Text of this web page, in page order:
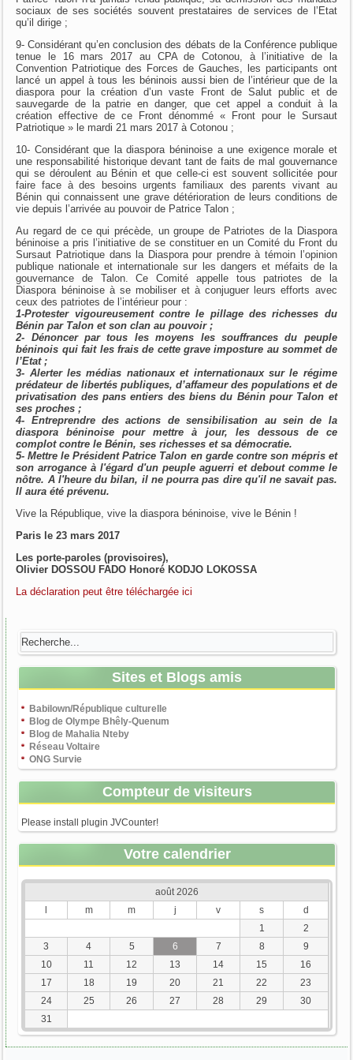
sociaux de ses sociétés souvent prestataires de services de l’Etat
qu’il dirige ;
9- Considérant qu’en conclusion des débats de la Conférence publique
tenue le 16 mars 2017 au CPA de Cotonou, à l’initiative de la
Convention Patriotique des Forces de Gauches, les participants ont
lancé un appel à tous les béninois aussi bien de l’intérieur que de la
diaspora pour la création d’un vaste Front de Salut public et de
sauvegarde de la patrie en danger, que cet appel a conduit à la
création effective de ce Front dénommé « Front pour le Sursaut
Patriotique » le mardi 21 mars 2017 à Cotonou ;
10- Considérant que la diaspora béninoise a une exigence morale et
une responsabilité historique devant tant de faits de mal gouvernance
qui se déroulent au Bénin et que celle-ci est souvent sollicitée pour
faire face à des besoins urgents familiaux des parents vivant au
Bénin qui connaissent une grave détérioration de leurs conditions de
vie depuis l’arrivée au pouvoir de Patrice Talon ;
Au regard de ce qui précède, un groupe de Patriotes de la Diaspora
béninoise a pris l’initiative de se constituer en un Comité du Front du
Sursaut Patriotique dans la Diaspora pour prendre à témoin l’opinion
publique nationale et internationale sur les dangers et méfaits de la
gouvernance de Talon. Ce Comité appelle tous patriotes de la
Diaspora béninoise à se mobiliser et à conjuguer leurs efforts avec
ceux des patriotes de l’intérieur pour :
1-Protester vigoureusement contre le pillage des richesses du
Bénin par Talon et son clan au pouvoir ;
2- Dénoncer par tous les moyens les souffrances du peuple
béninois qui fait les frais de cette grave imposture au sommet de
l’Etat ;
3- Alerter les médias nationaux et internationaux sur le régime
prédateur de libertés publiques, d’affameur des populations et de
privatisation des pans entiers des biens du Bénin pour Talon et
ses proches ;
4- Entreprendre des actions de sensibilisation au sein de la
diaspora béninoise pour mettre à jour, les dessous de ce
complot contre le Bénin, ses richesses et sa démocratie.
5- Mettre le Président Patrice Talon en garde contre son mépris et
son arrogance à l'égard d'un peuple aguerri et debout comme le
nôtre. A l'heure du bilan, il ne pourra pas dire qu'il ne savait pas.
Il aura été prévenu.
Vive la République, vive la diaspora béninoise, vive le Bénin !
Paris le 23 mars 2017
Les porte-paroles (provisoires),
Olivier DOSSOU FADO Honoré KODJO LOKOSSA
La déclaration peut être téléchargée ici
Sites et Blogs amis
Babilown/République culturelle
Blog de Olympe Bhêly-Quenum
Blog de Mahalia Nteby
Réseau Voltaire
ONG Survie
Compteur de visiteurs
Please install plugin JVCounter!
Votre calendrier
août 2026
l
m m j v s
d
1
2
3
4 5 6 7 8
9
10
11 12 13 14 15
16
17
18 19 20 21 22
23
24
25 26 27 28 29
30
31